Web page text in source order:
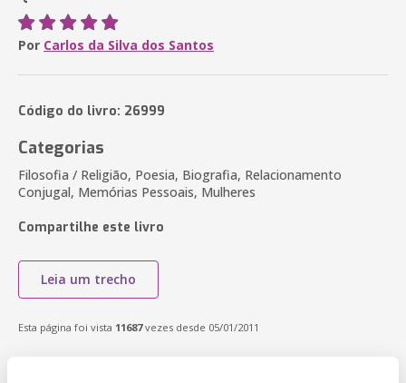
Por Carlos da Silva dos Santos
Código do livro: 26999
Categorias
Filosofia / Religião, Poesia, Biografia, Relacionamento
Conjugal, Memórias Pessoais, Mulheres
Compartilhe este livro
Leia um trecho
Esta página foi vista 11687vezes desde 05/01/2011